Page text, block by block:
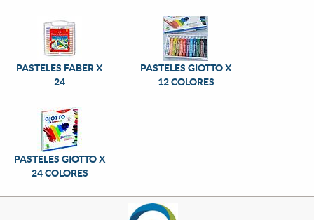
PASTELES FABER X
24
PASTELES GIOTTO X
12 COLORES
PASTELES GIOTTO X
24 COLORES